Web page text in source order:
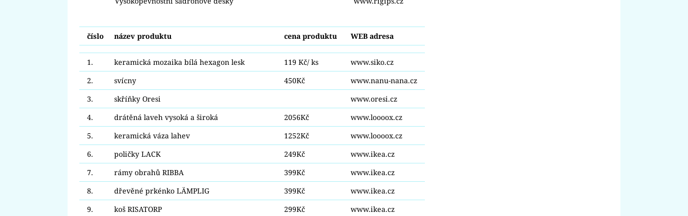
číslo název produktu cena produktu WEB adresa
1. keramická mozaika bílá hexagon lesk 119 Kč/ ks
www.siko.cz
2.
svícny 450Kč
www.nanu-nana.cz
3.
skříňky Oresi
www.oresi.cz
4.
drátěná laveh vysoká a široká 2056Kč
www.loooox.cz
5.
keramická váza lahev 1252Kč
www.loooox.cz
6.
poličky LACK 249Kč
www.ikea.cz
7.
rámy obrahů RIBBA 399Kč
www.ikea.cz
8.
dřevěné prkénko LÄMPLIG 399Kč
www.ikea.cz
9.
koš RISATORP 299Kč www.ikea.cz